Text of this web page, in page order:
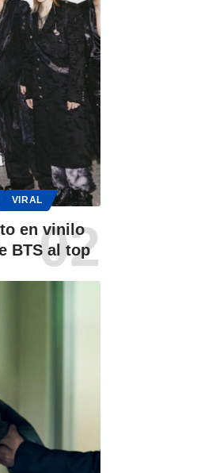
VIRAL
en vinilo
BTS al top